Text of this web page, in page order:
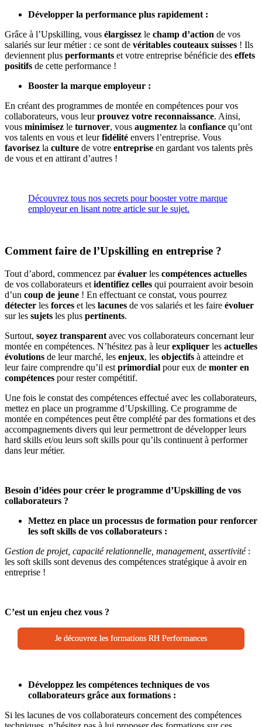
Développer la performance plus rapidement :
Grâce à l’Upskilling, vous élargissez le champ d’action de vos
salariés sur leur métier : ce sont de véritables couteaux suisses ! Ils
deviennent plus performants et votre entreprise bénéficie des effets
positifs de cette performance !
Booster la marque employeur :
En créant des programmes de montée en compétences pour vos
collaborateurs, vous leurprouvez votre reconnaissance. Ainsi,
vous minimisez le turnover, vous augmentez la confiance qu’ont
vos talents en vous et leurfidélité envers l’entreprise. Vous
favorisez la culture de votre entreprise en gardant vos talents près
de vous et en attirant d’autres !
Découvrez tous nos secrets pour booster votre marque
employeur en lisant notre article sur le sujet.
Comment faire de l’Upskilling en entreprise ?
Tout d’abord, commencez parévaluer les compétences actuelles
de vos collaborateurs et identifiez celles qui pourraient avoir besoin
d’un coup de jeune ! En effectuant ce constat, vous pourrez
détecter les forces et les lacunes de vos salariés et les faire évoluer
sur les sujets les plus pertinents.
Surtout, soyez transparent avec vos collaborateurs concernant leur
montée en compétences. N’hésitez pas à leurexpliquer les actuelles
évolutions de leur marché, les enjeux, les objectifs à atteindre et
leur faire comprendre qu’il est primordial pour eux de monter en
compétences pour rester compétitif.
Une fois le constat des compétences effectué avec les collaborateurs,
mettez en place un programme d’Upskilling. Ce programme de
montée en compétences peut être complété par des formations et des
accompagnements divers qui leur permettront de développer leurs
hard skills et/ou leurs soft skills pour qu’ils continuent à performer
dans leur métier.
Besoin d’idées pour créer le programme d’Upskilling de vos
collaborateurs ?
Mettez en place un processus de formation pour renforcer
les soft skills de vos collaborateurs :
Gestion de projet, capacité relationnelle, management, assertivité:
les soft skills sont devenus des compétences stratégique à avoir en
entreprise !
C’est un enjeu chez vous ?
Je découvrez les formations RH Performances
Développez les compétences techniques de vos
collaborateurs grâce aux formations :
Si les lacunes de vos collaborateurs concernent des compétences